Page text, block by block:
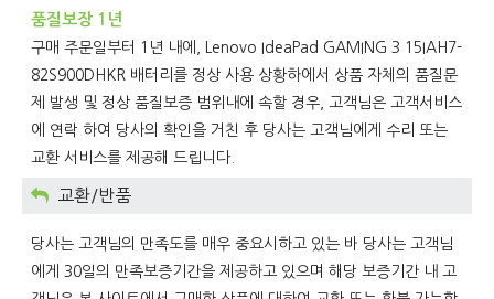
품질보장 1년
구매 주문일부터 1년 내에,
Lenovo IdeaPad GAMING 3 15IAH7-
82S900DHKR 배터리 를 정상 사용 상황하에서 상품 자체의 품질문
제 발생 및 정상 품질보증 범위내에 속할 경우, 고객님은 고객서비스
에 연락 하여 당사의 확인을 거친 후 당사는 고객님에게 수리 또는
교환 서비스를 제공해 드립니다.
교환/반품
당사는 고객님의 만족도를 매우 중요시하고 있는 바 당사는 고객님
에게 30일의 만족보증기간을 제공하고 있으며 해당 보증기간 내 고